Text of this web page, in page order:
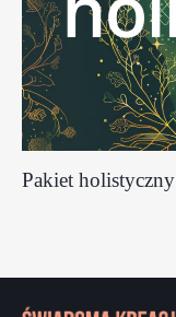
Pakiet holistyczny